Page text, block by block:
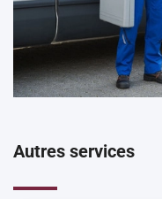
Autres services